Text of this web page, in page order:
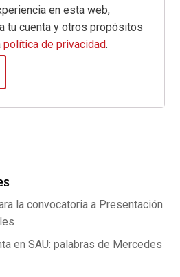
en esta web,
tu cuenta y otros propósitos
política de privacidad.
la convocatoria a Presentación
en SAU: palabras de Mercedes